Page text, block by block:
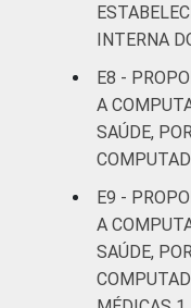
INTERNA
E8 -
A
SAÚDE,
E9 -
A
SAÚDE,